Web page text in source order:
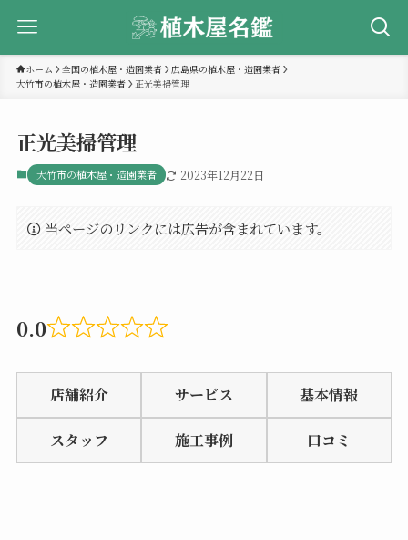
ホーム 全国の植木屋・造園業者
広島県の植木屋・造園業者
大竹市の植木屋・造園業者
正光美掃管理
正光美掃管理
大竹市の植木屋・造園業者 2023年12月22日
当ページのリンクには広告が含まれています。
0.0
Rated
0.0
out
5
店舗紹介 サービス 基本情報
スタッフ 施工事例 口コミ